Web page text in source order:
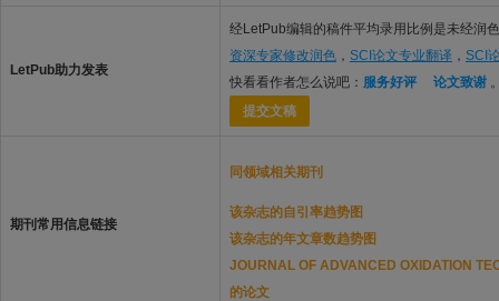
LetPub助力发表
经LetPub编辑的稿件平均录用比例是未经润
资深专家修改润色 ， SCI论文专业翻译 ， SCI
快看看作者怎么说吧： 服务好评 论文致谢
提交文稿
期刊常用信息链接
同领域相关期刊
该杂志的自引率趋势图
该杂志的年文章数趋势图
JOURNAL OF ADVANCED OXIDATION
的论文